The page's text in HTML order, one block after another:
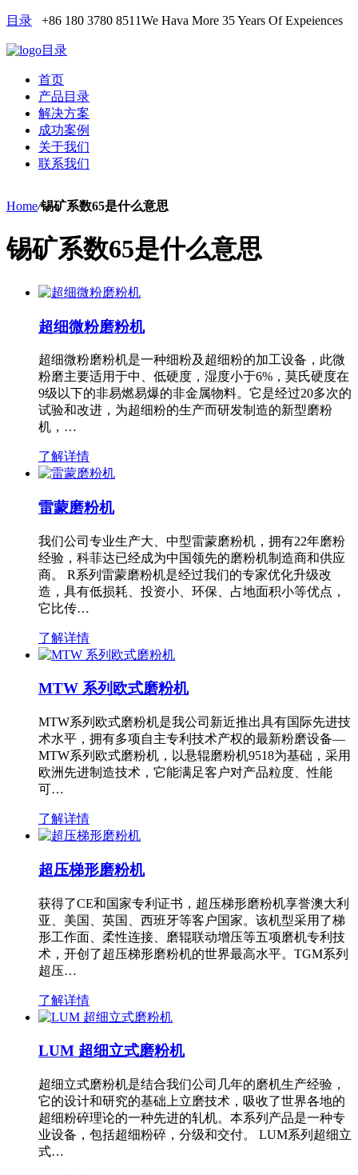
目录 +86 180 3780 8511We Hava More 35 Years Of Expeiences
目录
首页
产品目录
解决方案
成功案例
关于我们
联系我们
Home/锡矿系数65是什么意思
锡矿系数65是什么意思
超细微粉磨粉机
超细微粉磨粉机是一种细粉及超细粉的加工设备，此微
粉磨主要适用于中、低硬度，湿度小于6%，莫氏硬度在
9级以下的非易燃易爆的非金属物料。它是经过20多次的
试验和改进，为超细粉的生产而研发制造的新型磨粉
机，…
了解详情
雷蒙磨粉机
我们公司专业生产大、中型雷蒙磨粉机，拥有22年磨粉
经验，科菲达已经成为中国领先的磨粉机制造商和供应
商。 R系列雷蒙磨粉机是经过我们的专家优化升级改
造，具有低损耗、投资小、环保、占地面积小等优点，
它比传…
了解详情
MTW 系列欧式磨粉机
MTW系列欧式磨粉机是我公司新近推出具有国际先进技
术水平，拥有多项自主专利技术产权的最新粉磨设备—
MTW系列欧式磨粉机，以悬辊磨粉机9518为基础，采用
欧洲先进制造技术，它能满足客户对产品粒度、性能
可…
了解详情
超压梯形磨粉机
获得了CE和国家专利证书，超压梯形磨粉机享誉澳大利
亚、美国、英国、西班牙等客户国家。该机型采用了梯
形工作面、柔性连接、磨辊联动增压等五项磨机专利技
术，开创了超压梯形磨粉机的世界最高水平。TGM系列
超压…
了解详情
LUM 超细立式磨粉机
超细立式磨粉机是结合我们公司几年的磨机生产经验，
它的设计和研究的基础上立磨技术，吸收了世界各地的
超细粉碎理论的一种先进的轧机。本系列产品是一种专
业设备，包括超细粉碎，分级和交付。 LUM系列超细立
式…